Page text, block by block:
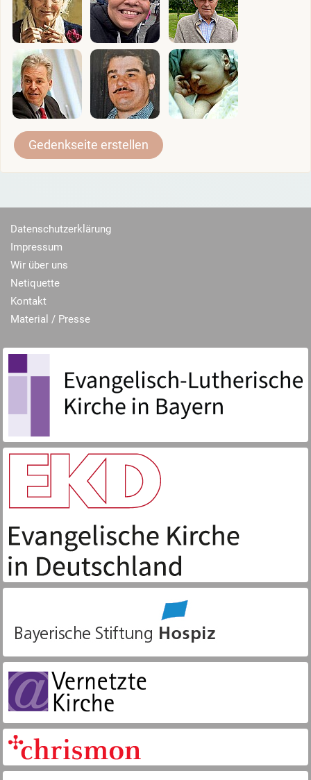
Gedenkseite erstellen
Datenschutzerklärung
Impressum
Wir über uns
Netiquette
Kontakt
Material / Presse